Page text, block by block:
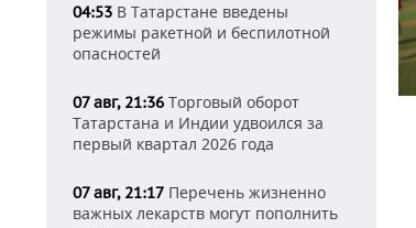
04:53 В Татарстане введены
режимы ракетной и беспилотной
опасностей
07 авг, 21:36 Торговый оборот
Татарстана и Индии удвоился за
первый квартал 2026 года
07 авг, 21:17 Перечень жизненно
важных лекарств могут пополнить